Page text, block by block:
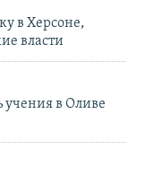
в Херсоне,
власти
учения в Оливе